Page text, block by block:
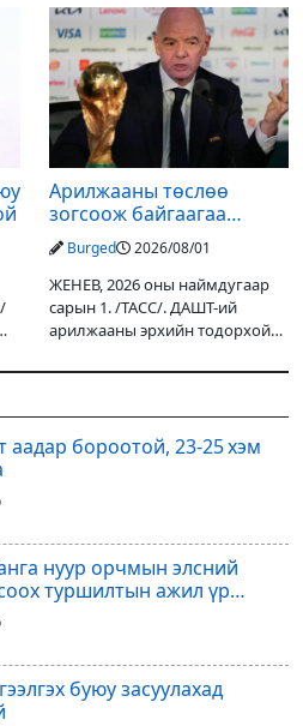
Дарьгангын Ганга нуурыг
сэргээн, хамгаалах төслийг
улсын төсвийн хөрөнгө
оруулалтаар хийж буй.
Төслийн
Арилжааны төслөө
зогсоож байгаагаа
Ж.Инфантино мэдэгдэв
Burged 2026/08/01
ЖЕНЕВ, 2026 оны наймдугаар
сарын 1. /ТАСС/. ДАШТ-ий
арилжааны эрхийн тодорхой
оруулагчдад худалдах
шийдвэрлэснээ ФИФА-гийн
ерөнхийлөгч Жанни
аадар бороотой, 23-25 хэм
нуур орчмын элсний
туршилтын ажил үр
буюу засуулахад